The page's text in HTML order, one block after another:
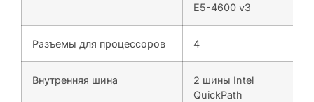
E5-4600 v3
Разъемы для процессоров 4
Внутренняя шина
2 шины Intel
QuickPath